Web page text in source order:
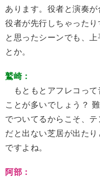
あります。役者と演奏が
役者が先行しちゃった
と思ったシーンでも、
とか。
鷲崎：
もともとアフレコって
ことが多いでしょう？
でついてるからこそ、
だと出ない芝居が出た
ですよね。
阿部：